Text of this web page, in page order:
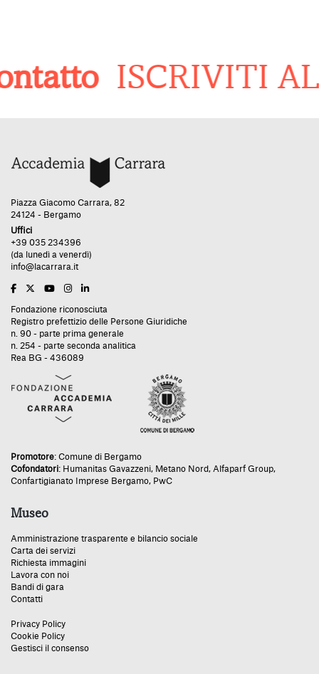
ISCRIVITI
Piazza Giacomo Carrara, 82
24124 - Bergamo
Uffici
+39 035 234396
(da lunedì a venerdì)
info@lacarrara.it
Fondazione riconosciuta
Registro prefettizio delle Persone Giuridiche
n. 90 - parte prima generale
n. 254 - parte seconda analitica
Rea BG - 436089
Promotore: Comune di Bergamo
Cofondatori: Humanitas Gavazzeni, Metano Nord, Alfaparf Group,
Confartigianato Imprese Bergamo, PwC
Museo
Amministrazione trasparente e bilancio sociale
Carta dei servizi
Richiesta immagini
Lavora con noi
Bandi di gara
Contatti
Privacy Policy
Cookie Policy
Gestisci il consenso